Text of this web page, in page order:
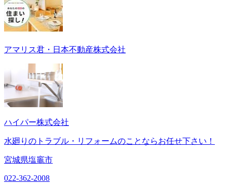
アマリス君・日本不動産株式会社
ハイパー株式会社
水廻りのトラブル・リフォームのことならお任せ下さい！
宮城県塩竈市
022-362-2008